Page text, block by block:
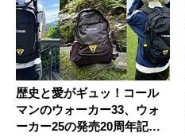
歴史と愛がギュッ！コール
マンのウォーカー33、ウォ
ーカー25の発売20周年記念